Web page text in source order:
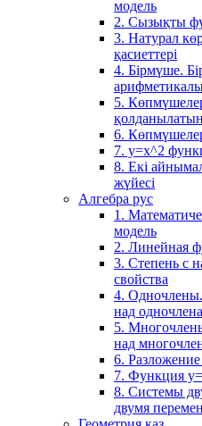
модель
2. Сызықты
3. Натурал
қасиеттері
4. Бірмүше.
5.
6.
7. у=х^2
8. Екі
жүйесі
Алгебра рус
1.
модель
2. Линейная
3. Степень с
свойства
4.
над
5.
над
6.
7. Функция
8. Системы
двумя